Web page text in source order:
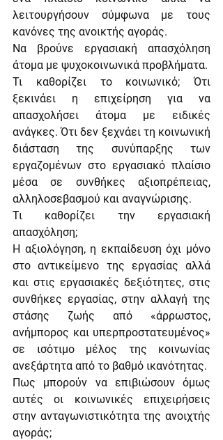
λειτουργήσουν σύμφωνα με τους
κανόνες της ανοικτής αγοράς.
Να βρούνε εργασιακή απασχόληση
άτομα με ψυχοκοινωνικά προβλήματα.
Τι καθορίζει το κοινωνικό; Ότι
ξεκινάει η επιχείρηση για να
απασχολήσει άτομα με ειδικές
ανάγκες. Ότι δεν ξεχνάει τη κοινωνική
διάσταση της συνύπαρξης των
εργαζομένων στο εργασιακό πλαίσιο
μέσα σε συνθήκες αξιοπρέπειας,
αλληλοσεβασμού και αναγνώρισης.
Τι καθορίζει την εργασιακή
απασχόληση;
Η αξιολόγηση, η εκπαίδευση όχι μόνο
στο αντικείμενο της εργασίας αλλά
και στις εργασιακές δεξιότητες, στις
συνθήκες εργασίας, στην αλλαγή της
στάσης ζωής από «άρρωστος,
ανήμπορος και υπερπροστατευμένος»
σε ισότιμο μέλος της κοινωνίας
ανεξάρτητα από το βαθμό ικανότητας.
Πως μπορούν να επιβιώσουν όμως
αυτές οι κοινωνικές επιχειρήσεις
στην ανταγωνιστικότητα της ανοιχτής
αγοράς;